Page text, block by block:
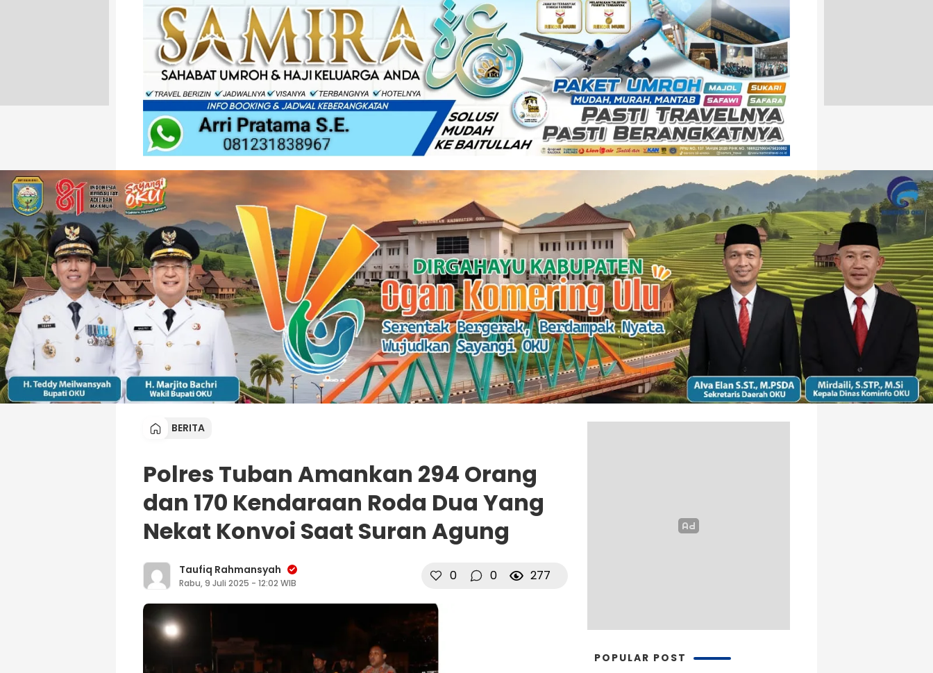
BERITA
Polres Tuban Amankan 294 Orang
dan 170 Kendaraan Roda Dua Yang
Nekat Konvoi Saat Suran Agung
Taufiq Rahmansyah
Rabu, 9 Juli 2025 - 12:02 WIB 0 0 277
POPULAR POST